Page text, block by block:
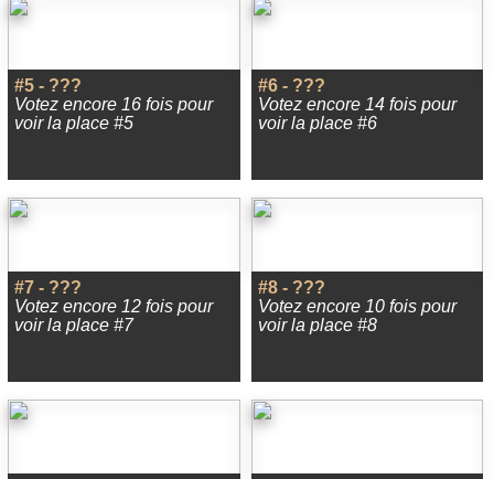
#5 - ???
Votez encore 16 fois pour
voir la place #5
#6 - ???
Votez encore 14 fois pour
voir la place #6
#7 - ???
Votez encore 12 fois pour
voir la place #7
#8 - ???
Votez encore 10 fois pour
voir la place #8